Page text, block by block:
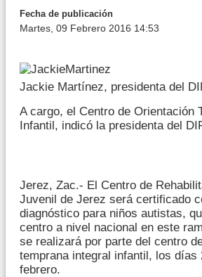
Fecha de publicación
Martes, 09 Febrero 2016 14:53
Jackie Martínez, presidenta del
A cargo, el Centro de Orientación
Infantil, indicó la presidenta del
Jerez, Zac.- El Centro de
Juvenil de Jerez será certificado
diagnóstico para niños autistas,
centro a nivel nacional en este
se realizará por parte del centro
temprana integral infantil, los días
febrero.